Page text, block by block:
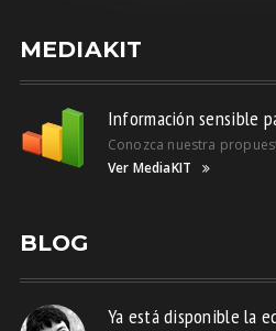
MEDIAKIT
Información sensible
Conozca nuestra
Ver MediaKIT
BLOG
Ya está disponible la